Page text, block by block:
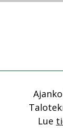
suunnittelu-
33
Lue